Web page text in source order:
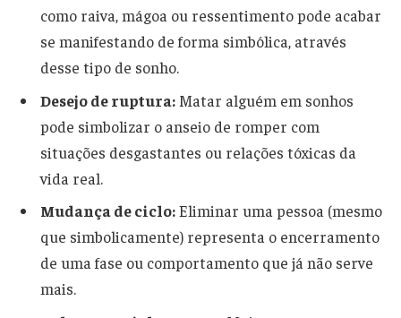
como raiva, mágoa ou ressentimento pode acabar
se manifestando de forma simbólica, através
desse tipo de sonho.
Desejo de ruptura: Matar alguém em sonhos
pode simbolizar o anseio de romper com
situações desgastantes ou relações tóxicas da
vida real.
Mudança de ciclo:Eliminar uma pessoa (mesmo
que simbolicamente) representa o encerramento
de uma fase ou comportamento que já não serve
mais.